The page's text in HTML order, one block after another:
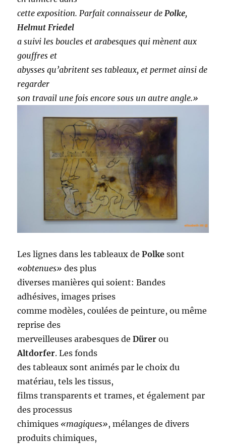
cette exposition. Parfait connaisseur de Polke,
Helmut Friedel
a suivi les boucles et arabesques qui mènent aux
gouffres et
abysses qu’abritent ses tableaux, et permet ainsi de
regarder
son travail une fois encore sous un autre angle.»
Les lignes dans les tableaux de Polke sont
«obtenues» des plus
diverses manières qui soient: Bandes
adhésives, images prises
comme modèles, coulées de peinture, ou même
reprise des
merveilleuses arabesques deDürer ou
Altdorfer. Les fonds
des tableaux sont animés par le choix du
matériau, tels les tissus,
films transparents et trames, et également par
des processus
chimiques «magiques», mélanges de divers
produits chimiques,